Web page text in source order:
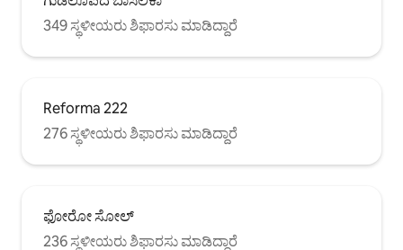
349 ಸ್ಥಳೀಯರು ಶಿಫಾರಸು ಮಾಡಿದ್ದಾರೆ
Reforma 222
276 ಸ್ಥಳೀಯರು ಶಿಫಾರಸು ಮಾಡಿದ್ದಾರೆ
ಫೋರೋ ಸೋಲ್
236 ಸ್ಥಳೀಯರು ಶಿಫಾರಸು ಮಾಡಿದ್ದಾರೆ